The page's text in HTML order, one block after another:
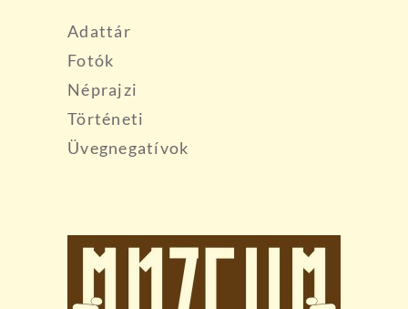
Adattár
Fotók
Néprajzi
Történeti
Üvegnegatívok